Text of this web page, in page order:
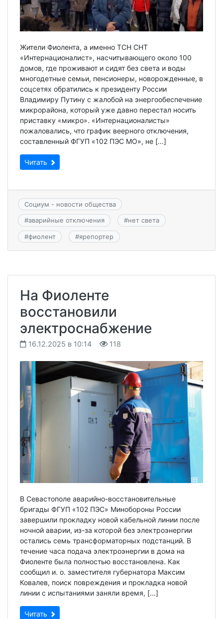
Жители Фиолента, а именно ТСН СНТ
«Интернационалист», насчитывающего около 100
домов, где проживают и сидят без света и воды
многодетные семьи, пенсионеры, новорожденные, в
соцсетях обратились к президенту России
Владимиру Путину с жалобой на энергообеспечение
микрорайона, который уже давно перестал носить
приставку «микро». «Интернационалисты»
пожаловались, что график веерного отключения,
составленный ФГУП «102 ПЭС МО», не […]
Читать
Социум - новости общества
#аварийные отключения #нет света
#фиолент #ярепортер
На Фиоленте
восстановили
электроснабжение
16.12.2025 в 10:14 118
В Севастополе аварийно-восстановительные
бригады ФГУП «102 ПЭС» Минобороны России
завершили прокладку новой кабельной линии после
ночной аварии, из-за которой без электроэнергии
остались семь трансформаторных подстанций. В
течение часа подача электроэнергии в дома на
Фиоленте была полностью восстановлена. Как
сообщил и. о. заместителя губернатора Максим
Ковалев, поиск повреждения и прокладка новой
линии с испытаниями заняли время, […]
Читать